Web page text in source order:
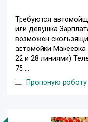
Требуются
или девушка
возможен
автомойки
22 и 28 линиями)
75 ...
Пропоную роботу